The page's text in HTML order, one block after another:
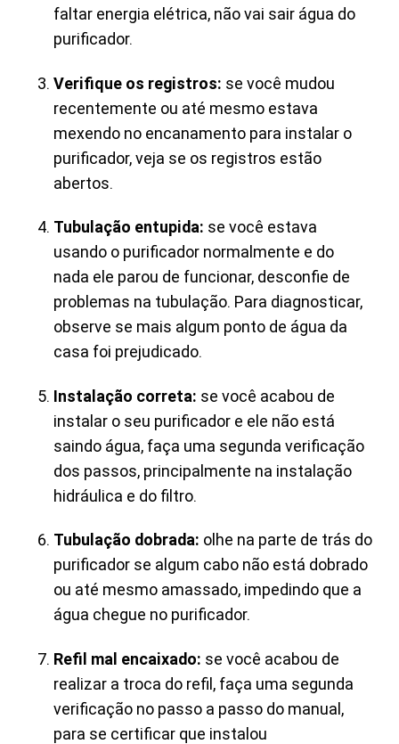
faltar energia elétrica, não vai sair água do
purificador.
Verifique os registros: se você mudou
recentemente ou até mesmo estava
mexendo no encanamento para instalar o
purificador, veja se os registros estão
abertos.
Tubulação entupida: se você estava
usando o purificador normalmente e do
nada ele parou de funcionar, desconfie de
problemas na tubulação. Para diagnosticar,
observe se mais algum ponto de água da
casa foi prejudicado.
Instalação correta: se você acabou de
instalar o seu purificador e ele não está
saindo água, faça uma segunda verificação
dos passos, principalmente na instalação
hidráulica e do filtro.
Tubulação dobrada: olhe na parte de trás do
purificador se algum cabo não está dobrado
ou até mesmo amassado, impedindo que a
água chegue no purificador.
Refil mal encaixado: se você acabou de
realizar a troca do refil, faça uma segunda
verificação no passo a passo do manual,
para se certificar que instalou